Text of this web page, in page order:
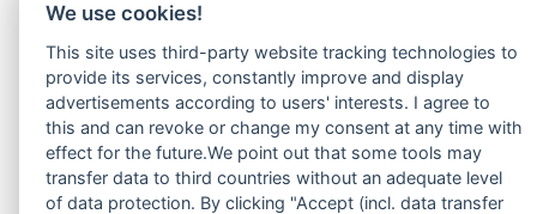
damit ich für den Onlinetermin fit wäre. Das ist wirklich
eine wahre Geschichte! Wie hätte die Gastgeberin
jeden Teilnehmer, inklusive mir, gut mit im Boot gehabt
und von Beginn an für eine optimale Stimmung in
Vorbereitung des Gesprächs herstellen können? Ich
habe ihr dann geraten bei einer Terminserie
We use cookies!
This site uses third-party website tracking technologies to
provide its services, constantly improve and display
advertisements according to users' interests. I agree to
this and can revoke or change my consent at any time with
effect for the future.We point out that some tools may
transfer data to third countries without an adequate level
of data protection. By clicking "Accept (incl. data transfer